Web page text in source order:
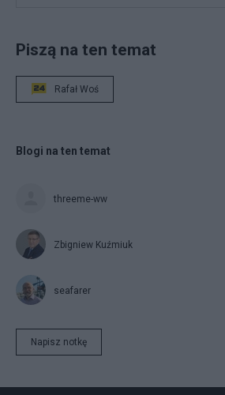
Piszą na ten temat
Rafał Woś
Blogi na ten temat
threeme-ww
Zbigniew Kuźmiuk
seafarer
Napisz notkę